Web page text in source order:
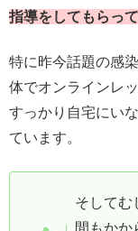
指導をしてもらっ
特に昨今話題の感
体でオンラインレ
すっかり自宅にい
ています。
そしてむ
間もかか